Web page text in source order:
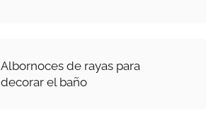
Albornoces de rayas para
decorar el baño